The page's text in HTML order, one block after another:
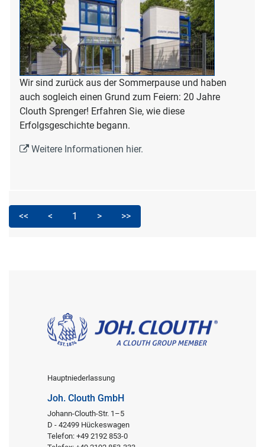
Wir sind zurück aus der Sommerpause und haben
auch sogleich einen Grund zum Feiern: 20 Jahre
Clouth Sprenger! Erfahren Sie, wie diese
Erfolgsgeschichte begann.
Weitere Informationen hier.
<< < 1 > >>
Hauptniederlassung
Joh. Clouth GmbH
Johann-Clouth-Str. 1–5
D - 42499 Hückeswagen
Telefon: +49 2192 853-0